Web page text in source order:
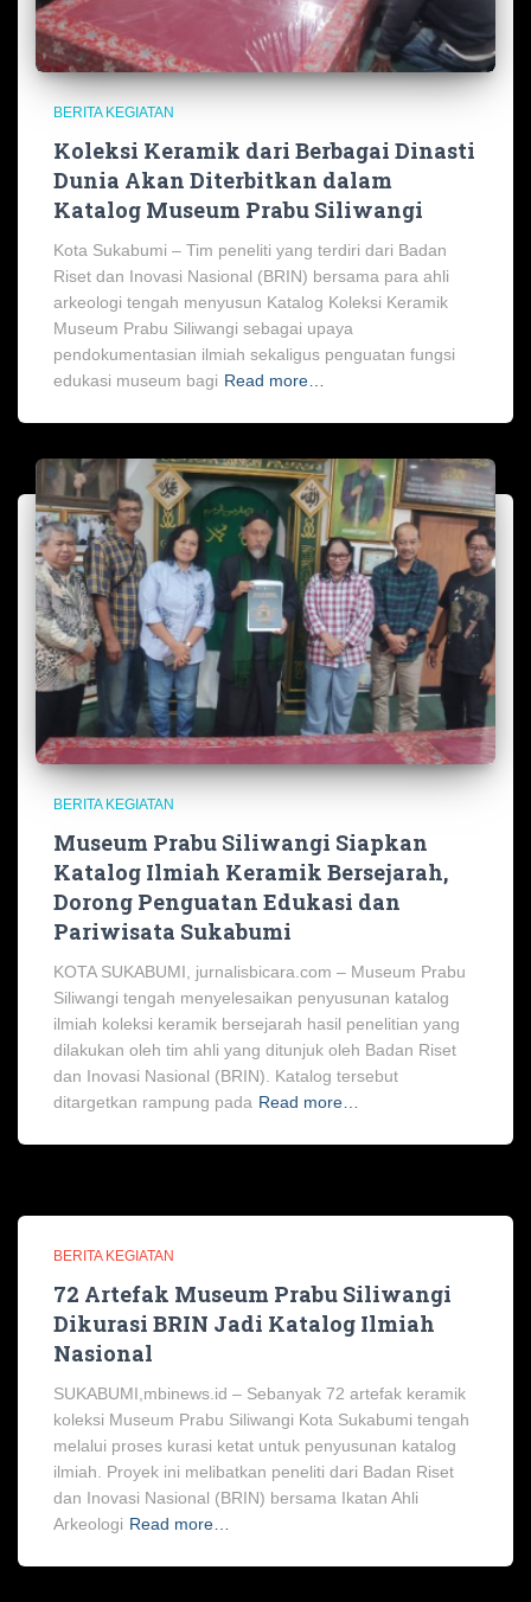
BERITA KEGIATAN
Koleksi Keramik dari Berbagai Dinasti
Dunia Akan Diterbitkan dalam
Katalog Museum Prabu Siliwangi
Kota Sukabumi – Tim peneliti yang terdiri dari Badan
Riset dan Inovasi Nasional (BRIN) bersama para ahli
arkeologi tengah menyusun Katalog Koleksi Keramik
Museum Prabu Siliwangi sebagai upaya
pendokumentasian ilmiah sekaligus penguatan fungsi
edukasi museum bagi Read more…
BERITA KEGIATAN
Museum Prabu Siliwangi Siapkan
Katalog Ilmiah Keramik Bersejarah,
Dorong Penguatan Edukasi dan
Pariwisata Sukabumi
KOTA SUKABUMI, jurnalisbicara.com – Museum Prabu
Siliwangi tengah menyelesaikan penyusunan katalog
ilmiah koleksi keramik bersejarah hasil penelitian yang
dilakukan oleh tim ahli yang ditunjuk oleh Badan Riset
dan Inovasi Nasional (BRIN). Katalog tersebut
ditargetkan rampung pada Read more…
BERITA KEGIATAN
72 Artefak Museum Prabu Siliwangi
Dikurasi BRIN Jadi Katalog Ilmiah
Nasional
SUKABUMI,mbinews.id – Sebanyak 72 artefak keramik
koleksi Museum Prabu Siliwangi Kota Sukabumi tengah
melalui proses kurasi ketat untuk penyusunan katalog
ilmiah. Proyek ini melibatkan peneliti dari Badan Riset
dan Inovasi Nasional (BRIN) bersama Ikatan Ahli
Arkeologi Read more…